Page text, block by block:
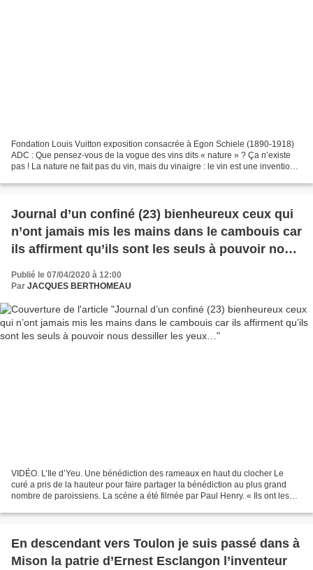
Fondation Louis Vuitton exposition consacrée à Egon Schiele (1890-1918)
ADC : Que pensez-vous de la vogue des vins dits « nature » ? Ça n’existe
pas ! La nature ne fait pas du vin, mais du vinaigre : le vin est une invention
Journal d’un confiné (23) bienheureux ceux qui
n’ont jamais mis les mains dans le cambouis car
ils affirment qu’ils sont les seuls à pouvoir nous
dessiller les yeux…
Publié le 07/04/2020 à 12:00
Par JACQUES BERTHOMEAU
VIDÉO. L’Ile d’Yeu. Une bénédiction des rameaux en haut du clocher Le
curé a pris de la hauteur pour faire partager la bénédiction au plus grand
nombre de paroissiens. La scène a été filmée par Paul Henry. « Ils ont les
En descendant vers Toulon je suis passé dans à
Mison la patrie d’Ernest Esclangon l’inventeur